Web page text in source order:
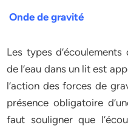
Onde de gravité
Les types d’écoulements
de l’eau dans un lit est
l’action des forces de
présence obligatoire
faut souligner que